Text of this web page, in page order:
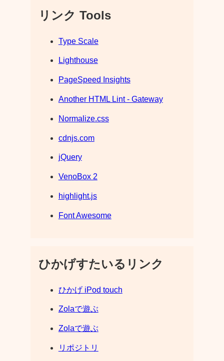
リンク Tools
Type Scale
Lighthouse
PageSpeed Insights
Another HTML Lint - Gateway
Normalize.css
cdnjs.com
jQuery
VenoBox 2
highlight.js
Font Awesome
ひかげすたいるリンク
ひかげ iPod touch
Zolaで遊ぶ
Zolaで遊ぶ
リポジトリ